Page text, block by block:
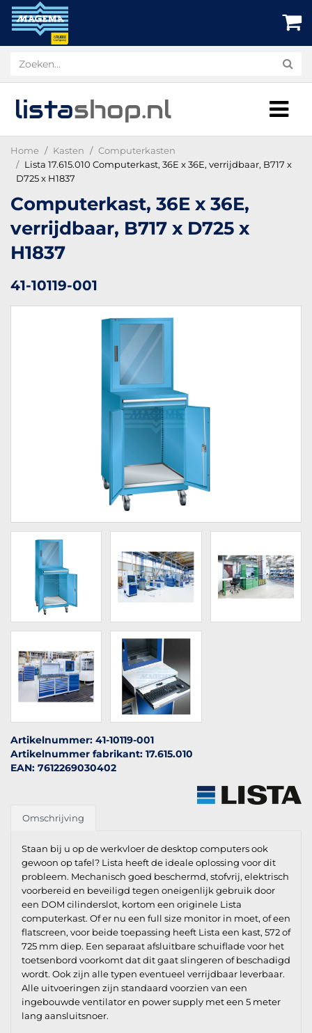
listashop.nl
Home Kasten
Computerkasten
Lista 17.615.010 Computerkast, 36E x 36E, verrijdbaar, B717 x
D725 x H1837
Computerkast, 36E x 36E,
verrijdbaar, B717 x D725 x
H1837
41-10119-001
Artikelnummer: 41-10119-001
Artikelnummer fabrikant: 17.615.010
EAN: 7612269030402
Omschrijving
Staan bij u op de werkvloer de desktop computers ook
gewoon op tafel? Lista heeft de ideale oplossing voor dit
probleem. Mechanisch goed beschermd, stofvrij, elektrisch
voorbereid en beveiligd tegen oneigenlijk gebruik door
een DOM cilinderslot, kortom een originele Lista
computerkast. Of er nu een full size monitor in moet, of een
flatscreen, voor beide toepassing heeft Lista een kast, 572 of
725 mm diep. Een separaat afsluitbare schuiflade voor het
toetsenbord voorkomt dat dit gaat slingeren of beschadigd
wordt. Ook zijn alle typen eventueel verrijdbaar leverbaar.
Alle uitvoeringen zijn standaard voorzien van een
ingebouwde ventilator en power supply met een 5 meter
lang aansluitsnoer.